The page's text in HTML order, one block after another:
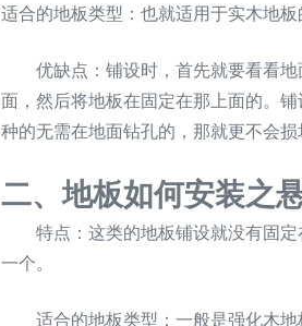
适合的地板类型：也就适用于实木地板
优缺点：铺设时，首先就要看看地
面，然后将地板在固定在那上面的。
种的无需在地面钻孔的，那就更不会损
二、地板如何安装之
特点：这类的地板铺设就没有固定
一个。
适合的地板类型：一般是强化木地